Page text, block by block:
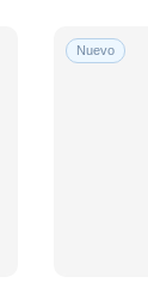
Nuevo